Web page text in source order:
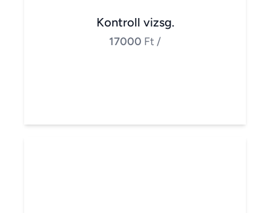
Kontroll vizsg.
17000 Ft /